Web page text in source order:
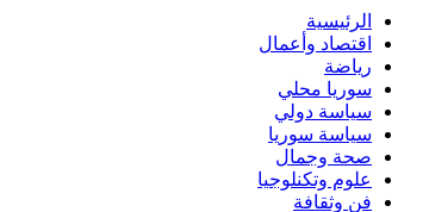
الرئيسية
اقتصاد وأعمال
رياضة
سوريا محلي
سياسة دولي
سياسة سوريا
صحة وجمال
علوم وتكنلوجيا
فن وثقافة